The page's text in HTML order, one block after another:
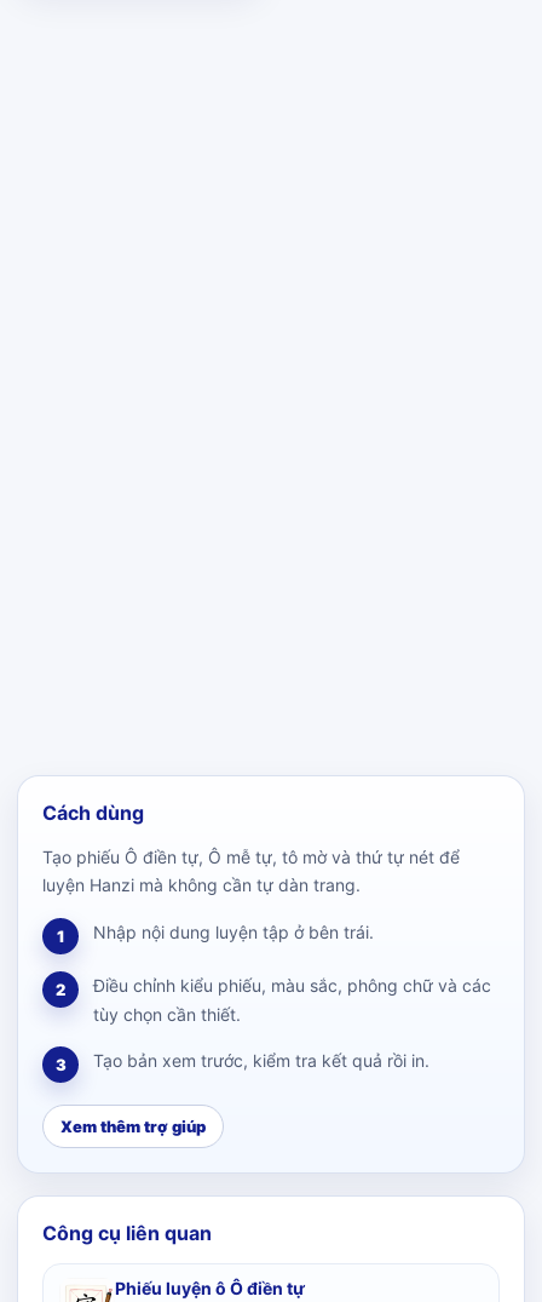
Cách dùng
Tạo phiếu Ô điền tự, Ô mễ tự, tô mờ và thứ tự nét để
luyện Hanzi mà không cần tự dàn trang.
1 Nhập nội dung luyện tập ở bên trái.
2
Điều chỉnh kiểu phiếu, màu sắc, phông chữ và các
tùy chọn cần thiết.
3 Tạo bản xem trước, kiểm tra kết quả rồi in.
Xem thêm trợ giúp
Công cụ liên quan
Phiếu luyện ô Ô điền tự